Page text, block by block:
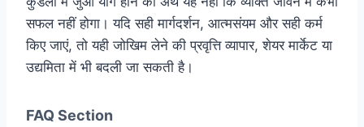
सफल नहीं होगा। यदि सही मार्गदर्शन, आत्मसंयम और सही कर्म
किए जाएं, तो यही जोखिम लेने की प्रवृत्ति व्यापार, शेयर मार्केट या
उद्यमिता में भी बदली जा सकती है।
FAQ Section